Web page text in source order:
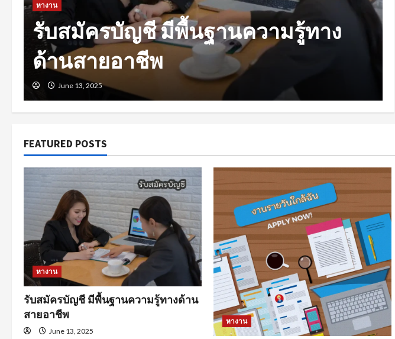
หางาน
งานรายวันใกล้ฉัน รวมแหล่งหางาน
ทุกสาขาอาชีพ
January 10, 2025
FEATURED POSTS
หางาน
รับสมัครบัญชี มีพื้นฐานความรู้ทางด้าน
สายอาชีพ
June 13, 2025
หางาน